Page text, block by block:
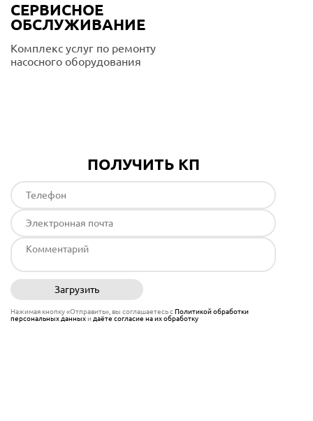
СЕРВИСНОЕ
ОБСЛУЖИВАНИЕ
Комплекс услуг по ремонту
насосного оборудования
ПОЛУЧИТЬ КП
Загрузить
Нажимая кнопку «Отправить», вы соглашаетесь сПолитикой обработки
персональных данныхи даёте согласие на их обработку